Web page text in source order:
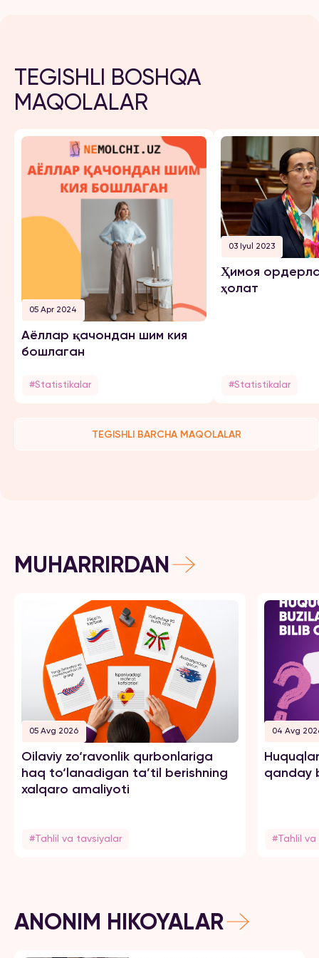
TEGISHLI BOSHQA
MAQOLALAR
05 Apr 2024
Аёллар қачондан шим кия
бошлаган
#Statistikalar
03 Iyul 2023
Ҳимоя
ҳолат
#Statistikalar
TEGISHLI BARCHA MAQOLALAR
MUHARRIRDAN
05 Avg 2026
Oilaviy zo‘ravonlik qurbonlariga
haq to‘lanadigan ta’til berishning
xalqaro amaliyoti
#Tahlil va tavsiyalar
04 Avg
qanday
#Tahlil
ANONIM HIKOYALAR